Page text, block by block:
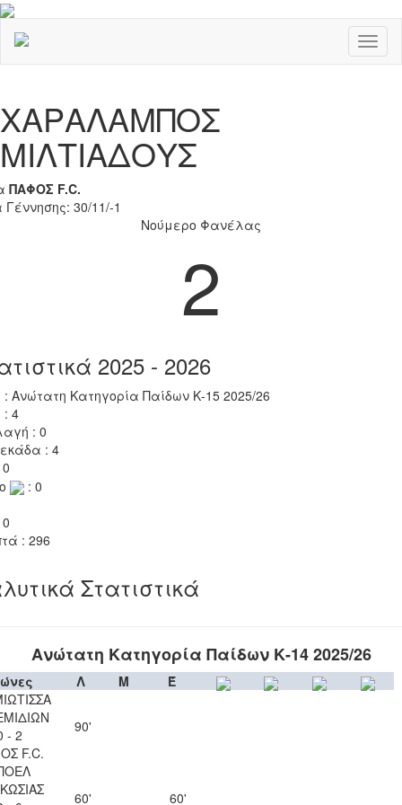
ΧΑΡΑΛΑΜΠΟΣ
ΜΙΛΤΙΑΔΟΥΣ
ΠΑΦΟΣ F.C.
30/11/-1
Νούμερο Φανέλας
2
2025 - 2026
: Ανώτατη Κατηγορία Παίδων Κ-15 2025/26
: 4
: 0
: 4
: 0
: 296
Στατιστικά
Ανώτατη Κατηγορία Παίδων Κ-14 2025/26
Λ Μ
Έ
- 2
F.C.
90'
60' 60'